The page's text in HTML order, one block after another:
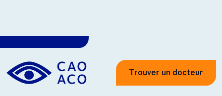
Trouver un docteur